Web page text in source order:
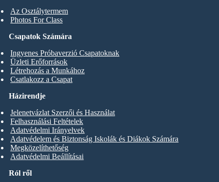
Az Osztálytermem
Photos For Class
Csapatok Számára
Ingyenes Próbaverzió Csapatoknak
Üzleti Erőforrások
Létrehozás a Munkához
Csatlakozz a Csapat
Ról ről
Házirendje
Jelenetvázlat Szerzői és Használat
Felhasználási Feltételek
Adatvédelmi Irányelvek
Adatvédelem és Biztonság Iskolák és Diákok Számára
Megközelíthetőség
Adatvédelmi Beállításai